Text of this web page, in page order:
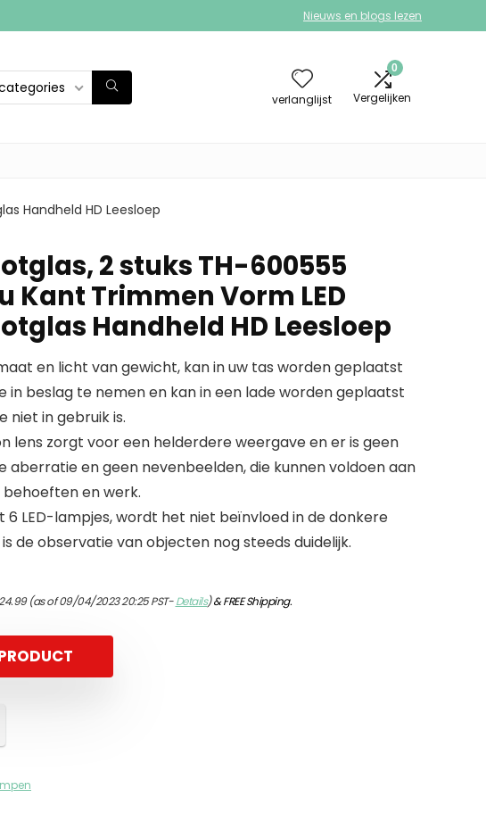
Nieuws en blogs lezen
verlanglijst
0
Vergelijken
Handheld HD Leesloep
2 stuks TH-600555
Kant Trimmen Vorm LED
Handheld HD Leesloep
en licht van gewicht, kan in uw tas worden geplaatst
in beslag te nemen en kan in een lade worden geplaatst
niet in gebruik is.
lens zorgt voor een helderdere weergave en er is geen
aberratie en geen nevenbeelden, die kunnen voldoen aan
behoeften en werk.
6 LED-lampjes, wordt het niet beïnvloed in de donkere
de observatie van objecten nog steeds duidelijk.
(as of 09/04/2023 20:25 PST-Details)&FREE Shipping.